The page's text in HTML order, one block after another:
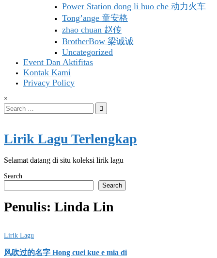
Power Station dong li huo che 动力火车
Tong’ange 童安格
zhao chuan 赵传
BrotherBow 梁诚诚
Uncategorized
Event Dan Aktifitas
Kontak Kami
Privacy Policy
×
Search
for:
Lirik Lagu Terlengkap
Selamat datang di situ koleksi lirik lagu
Search
Search
Penulis: Linda Lin
Posted
Lirik Lagu
风吹过的名字 Hong cuei kue e mia di